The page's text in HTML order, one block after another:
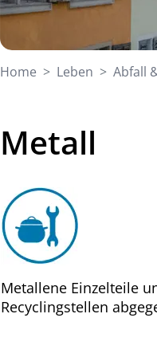
Home Leben Abfall
Metall
Metallene Einzelteile
Recyclingstellen